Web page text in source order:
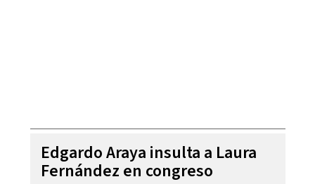
Edgardo Araya insulta a Laura
Fernández en congreso